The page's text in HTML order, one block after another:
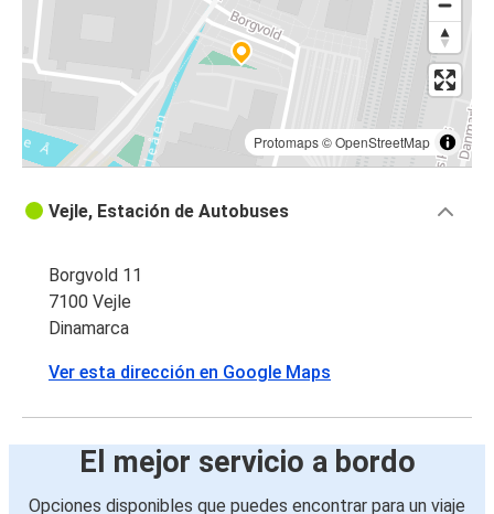
Protomaps©OpenStreetMap
Vejle, Estación de Autobuses
Borgvold 11
7100 Vejle
Dinamarca
Ver esta dirección en Google Maps
El mejor servicio a bordo
Opciones disponibles que puedes encontrar para un viaje